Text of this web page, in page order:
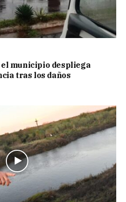
municipio despliega
tras los daños